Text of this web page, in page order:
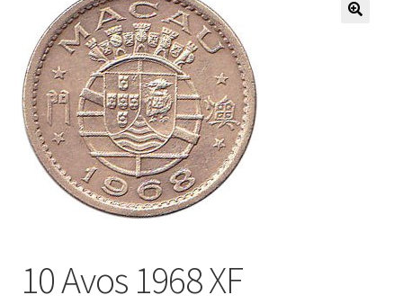
Winkelmand
Afrekenen
Mijn account
Alg. voorw.
Privacybeleid PMH Enibas
10 Avos 1968 XF